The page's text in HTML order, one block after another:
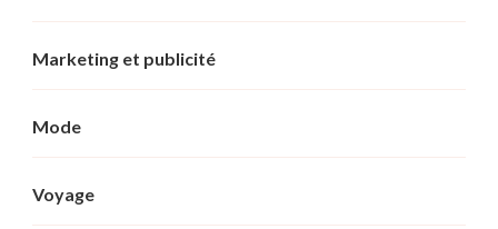
Marketing et publicité
Mode
Voyage